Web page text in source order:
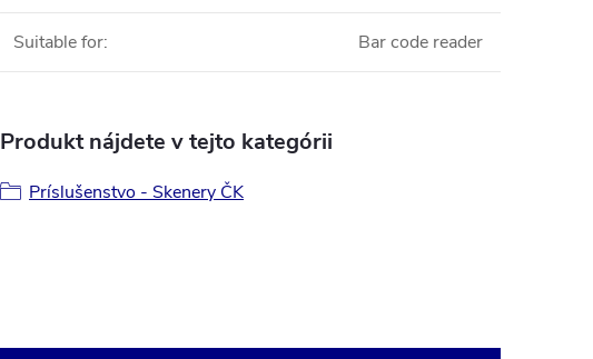
Suitable for: Bar code reader
Produkt nájdete v tejto kategórii
Príslušenstvo - Skenery ČK